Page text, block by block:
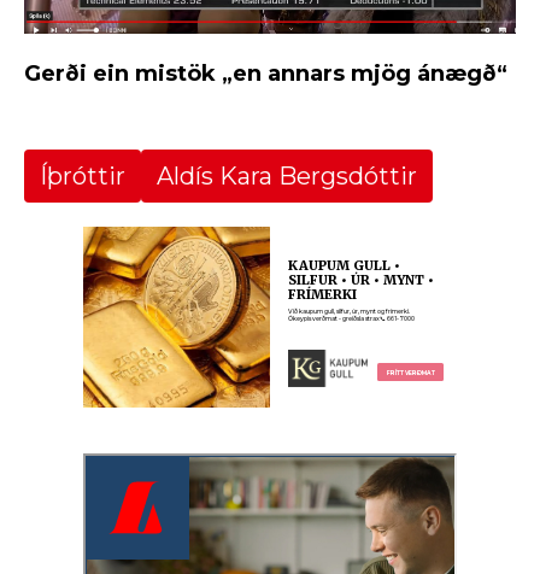
Gerði ein mistök „en annars mjög ánægð“
Íþróttir Aldís Kara Bergsdóttir